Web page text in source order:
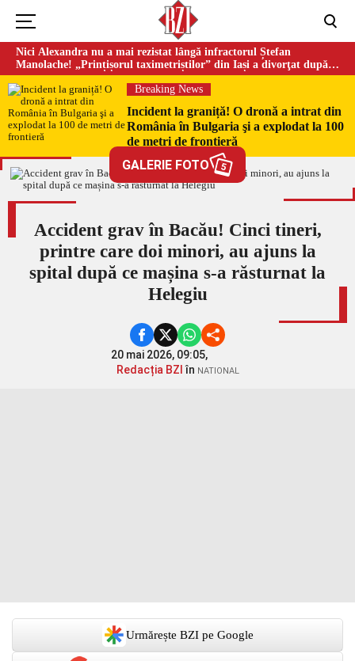
Nici Alexandra nu a mai rezistat lângă infractorul Ștefan
Manolache! „Prințișorul taximetriștilor” din Iași a divorţat după
doi ani de căsnicie
Breaking News
Incident la graniță! O dronă a intrat din
România în Bulgaria şi a explodat la 100
de metri de frontieră
GALERIE FOTO 5
Accident grav în Bacău! Cinci tineri,
printre care doi minori, au ajuns la
spital după ce mașina s-a răsturnat la
Helegiu
20 mai 2026, 09:05,
Redacția BZI în NATIONAL
Urmărește BZI pe Google